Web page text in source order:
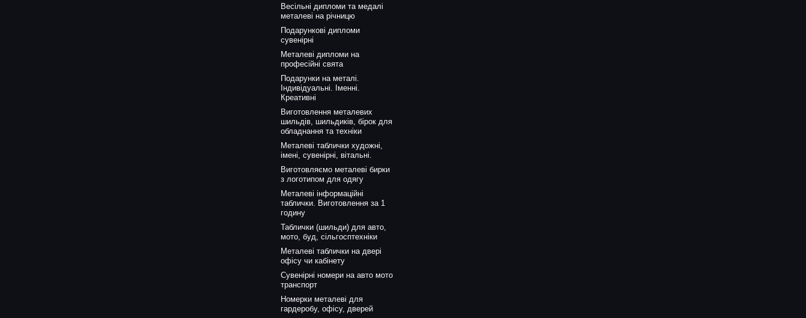
Весільні дипломи та медалі
металеві на річницю
Подарункові дипломи
сувенірні
Металеві дипломи на
професійні свята
Подарунки на металі.
Індивідуальні. Іменні.
Креативні
Виготовлення металевих
шильдів, шильдиків, бірок для
обладнання та техніки
Металеві таблички художні,
імені, сувенірні, вітальні.
Виготовляємо металеві бирки
з логотипом для одягу
Металеві інформаційні
таблички. Виготовлення за 1
годину
Таблички (шильди) для авто,
мото, буд, сільгосптехніки
Металеві таблички на двері
офісу чи кабінету
Сувенірні номери на авто мото
транспорт
Номерки металеві для
гардеробу, офісу, дверей